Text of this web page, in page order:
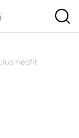
neofit